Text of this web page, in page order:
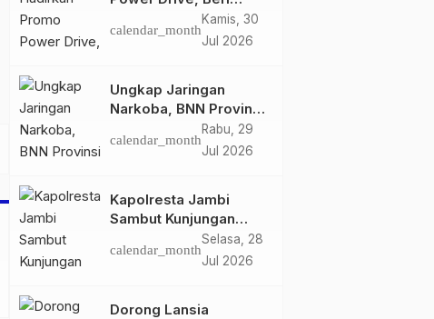
Diskon Tambah Daya
50% di Ajang GIIAS
calendar_month
Kamis, 30
Jul 2026
Ungkap Jaringan
Narkoba, BNN Provinsi
Jambi dan Bea Cukai
Amankan Sembilan
Gram Sabu
calendar_month
Rabu, 29
Jul 2026
Kapolresta Jambi
Sambut Kunjungan
Ketua dan Pengurus
PWI Kota Jambi
calendar_month
Selasa, 28
Jul 2026
Dorong Lansia